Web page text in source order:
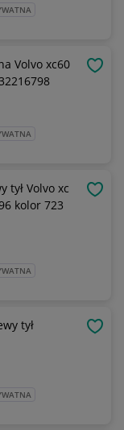
Volvo xc60
32216798
tył Volvo xc
kolor 723
tył